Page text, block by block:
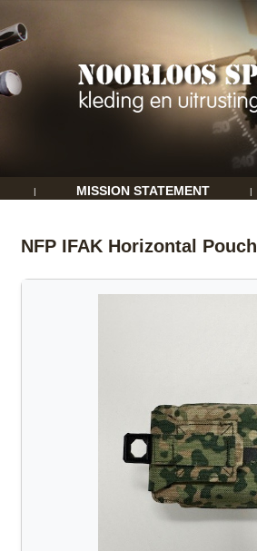
| MISSION STATEMENT |
NFP IFAK Horizontal Pouch